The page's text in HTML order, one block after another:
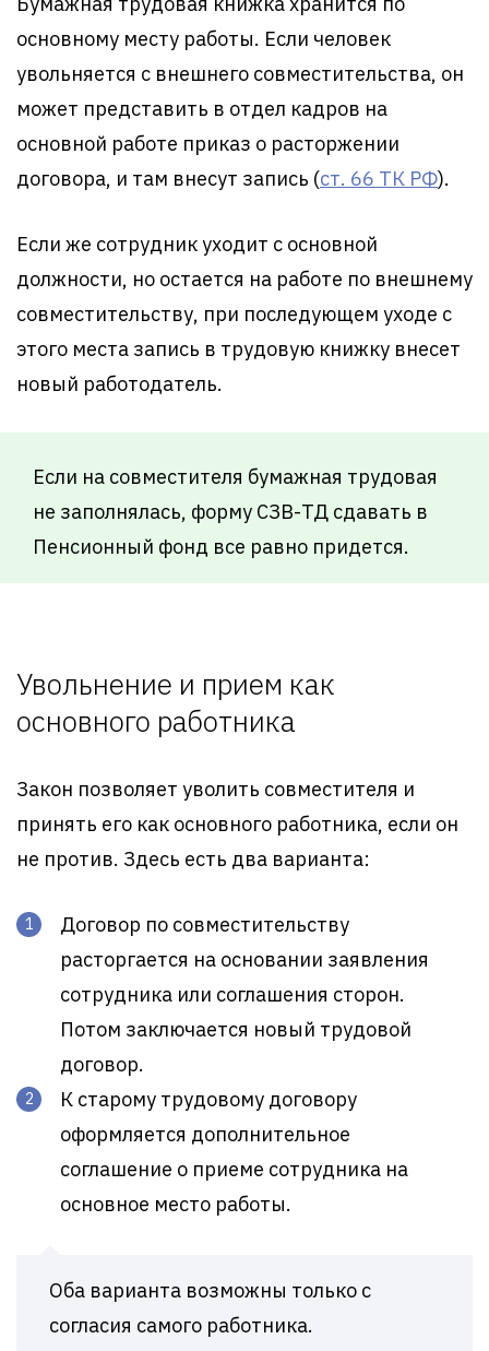
основному месту работы. Если человек
увольняется с внешнего совместительства, он
может представить в отдел кадров на
основной работе приказ о расторжении
договора, и там внесут запись (ст. 66 ТК РФ).
Если же сотрудник уходит с основной
должности, но остается на работе по внешнему
совместительству, при последующем уходе с
этого места запись в трудовую книжку внесет
новый работодатель.
Если на совместителя бумажная трудовая
не заполнялась, форму СЗВ-ТД сдавать в
Пенсионный фонд все равно придется.
Увольнение и прием как
основного работника
Закон позволяет уволить совместителя и
принять его как основного работника, если он
не против. Здесь есть два варианта:
Договор по совместительству
расторгается на основании заявления
сотрудника или соглашения сторон.
Потом заключается новый трудовой
договор.
К старому трудовому договору
оформляется дополнительное
соглашение о приеме сотрудника на
основное место работы.
Оба варианта возможны только с
согласия самого работника.